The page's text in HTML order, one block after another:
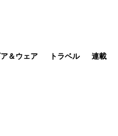
＆ウェア トラベル 連載